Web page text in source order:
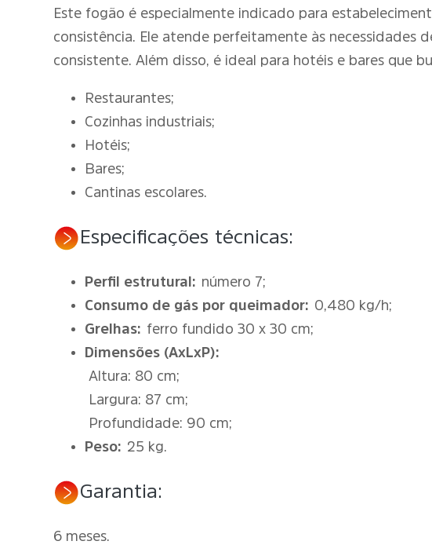
Este fogão é especialmente indicado para
consistência. Ele atende perfeitamente às necessidades
consistente. Além disso, é ideal para hotéis e bares que
Restaurantes;
Cozinhas industriais;
Hotéis;
Bares;
Cantinas escolares.
Especificações técnicas:
Perfil estrutural: número 7;
Consumo de gás por queimador: 0,480 kg/h;
Grelhas: ferro fundido 30 x 30 cm;
Dimensões (AxLxP):
Altura: 80 cm;
Largura: 87 cm;
Profundidade: 90 cm;
Peso: 25 kg.
Garantia:
6 meses.